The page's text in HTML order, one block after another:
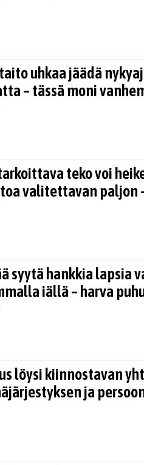
uhkaa jäädä
– tässä moni
teko voi
valitettavan paljon
syytä hankkia lapsia
iällä – harva
löysi kiinnostavan
ja